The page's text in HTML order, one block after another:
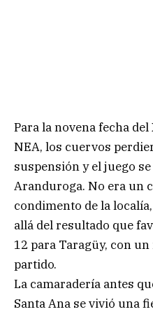
Para la novena fecha
NEA, los cuervos
suspensión y el juego
Aranduroga. No era un
condimento de la
allá del resultado que
12 para Taragüy, con
partido.
La camaradería antes
Santa Ana se vivió una